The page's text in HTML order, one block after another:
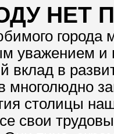
НЕТ
города
уважением и
вклад в
многолюдно
столицы
свои